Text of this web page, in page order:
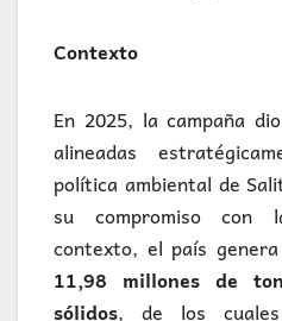
Contexto
En 2025, la campaña
alineadas
política ambiental de
su compromiso con
contexto, el país
11,98 millones de
sólidos, de los